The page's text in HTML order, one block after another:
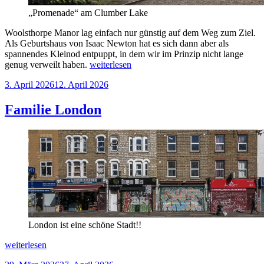
„Promenade“ am Clumber Lake
Woolsthorpe Manor lag einfach nur günstig auf dem Weg zum Ziel.
Als Geburtshaus von Isaac Newton hat es sich dann aber als
spannendes Kleinod entpuppt, in dem wir im Prinzip nicht lange
genug verweilt haben. „London
Woolsthorpe
–
Clumber
Park“
weiterlesen
Veröffentlicht
3. April 202612. April 2026
Familie London
London ist eine schöne Stadt!!
„Familie
weiterlesen